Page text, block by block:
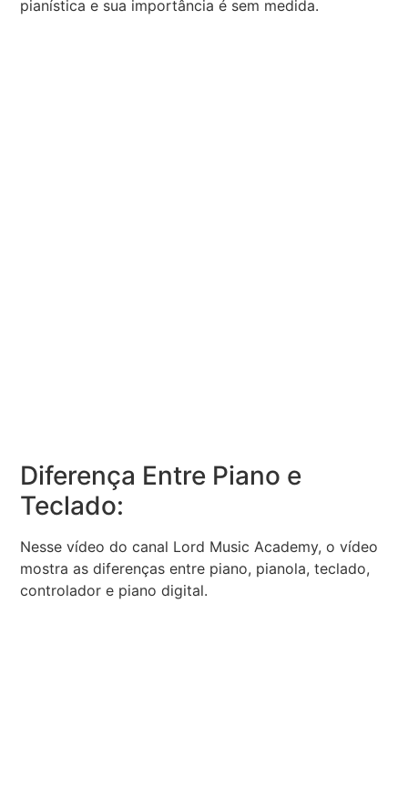
pianística e sua importância é sem medida.
Diferença Entre Piano e
Teclado:
Nesse vídeo do canal Lord Music Academy, o vídeo
mostra as diferenças entre piano, pianola, teclado,
controlador e piano digital.